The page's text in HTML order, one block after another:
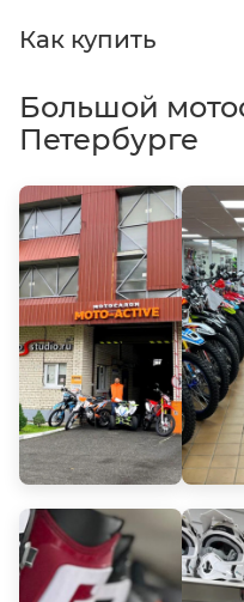
Как купить
Большой
Петербурге